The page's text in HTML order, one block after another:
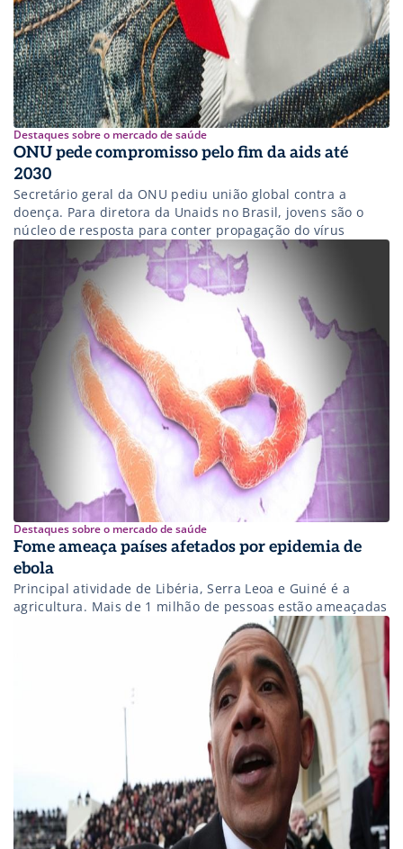
Destaques sobre o mercado de saúde
ONU pede compromisso pelo fim da aids até
2030
Secretário geral da ONU pediu união global contra a
doença. Para diretora da Unaids no Brasil, jovens são o
núcleo de resposta para conter propagação do vírus
Destaques sobre o mercado de saúde
Fome ameaça países afetados por epidemia de
ebola
Principal atividade de Libéria, Serra Leoa e Guiné é a
agricultura. Mais de 1 milhão de pessoas estão ameaçadas